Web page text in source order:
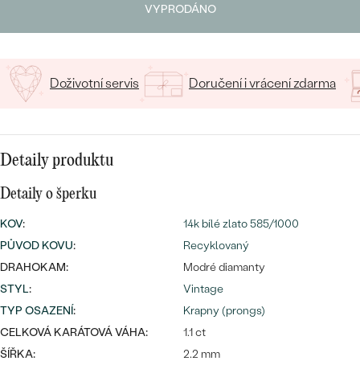
Nejprodávanější
snubní prsteny
DLE MATERIÁLU
ZLATO
STŘÍBRO
S DRAHOKAMY
S LAB-GROWN DIAMANTY
DLE STYLU
PERSONALIZOVANÉ
SYMBOLICKÉ
MINIMALISTICKÉ
PODLE PŘÍLEŽITOSTI
PODLE BARVY
Nejprodávanější
CENOVĚ DOSTUPNÉ
LUXUSNÍ
CENOVĚ DOSTUPNÉ
VYPRODÁNO
Doživotní servis Doručení i vrácení zdarma
Detaily produktu
Detaily o šperku
KOV:
14k bílé zlato 585/1000
PŮVOD KOVU:
Recyklovaný
DRAHOKAM:
Modré diamanty
STYL:
Vintage
TYP OSAZENÍ:
Krapny (prongs)
CELKOVÁ KARÁTOVÁ VÁHA:
1.1 ct
ŠÍŘKA:
2.2 mm